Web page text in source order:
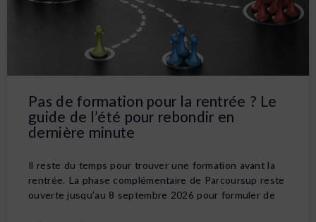
Pas de formation pour la rentrée ? Le
guide de l’été pour rebondir en
dernière minute
Il reste du temps pour trouver une formation avant la
rentrée. La phase complémentaire de Parcoursup reste
ouverte jusqu’au 8 septembre 2026 pour formuler de